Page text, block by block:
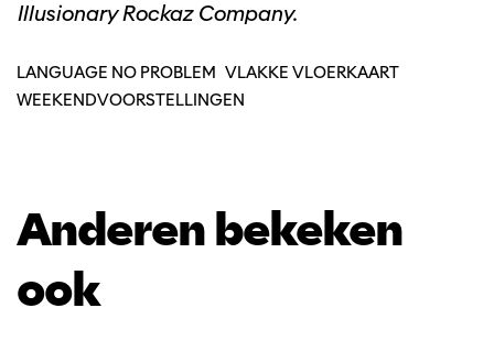
Illusionary Rockaz Company.
LANGUAGE NO PROBLEM VLAKKE VLOERKAART
WEEKENDVOORSTELLINGEN
Anderen bekeken
ook